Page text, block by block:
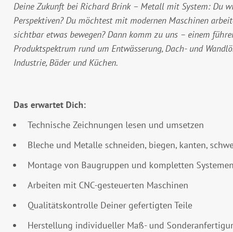
Deine Zukunft bei Richard Brink – Metall mit System: Du
Perspektiven? Du möchtest mit modernen Maschinen
sichtbar etwas bewegen? Dann komm zu uns – einem
Produktspektrum rund um Entwässerung, Dach- und
Industrie, Bäder und Küchen.
Das erwartet Dich:
Technische Zeichnungen lesen und umsetzen
Bleche und Metalle schneiden, biegen, kanten,
Montage von Baugruppen und kompletten Systemen
Arbeiten mit CNC-gesteuerten Maschinen
Qualitätskontrolle Deiner gefertigten Teile
Herstellung individueller Maß- und